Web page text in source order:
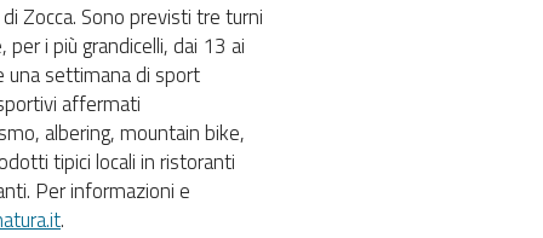
Zocca. Sono previsti tre turni
i più grandicelli, dai 13 ai
una settimana di sport
affermati
albering, mountain bike,
tipici locali in ristoranti
Per informazioni e
.